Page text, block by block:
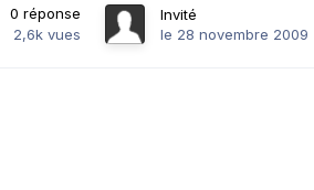
0 réponse
2,6k vues
Invité
le 28 novembre 2009